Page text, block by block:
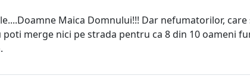
Maica Domnului!!! Dar nefumatorilor,
merge nici pe strada pentru ca 8 din 10 oameni